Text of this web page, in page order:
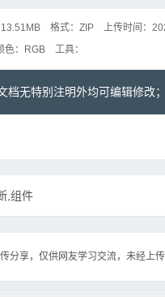
13.51MB 格式： ZIP 上传时间：
色： RGB 工具：
档无特别注明外均可编辑修改
,组件
分享，仅供网友学习交流，未经上